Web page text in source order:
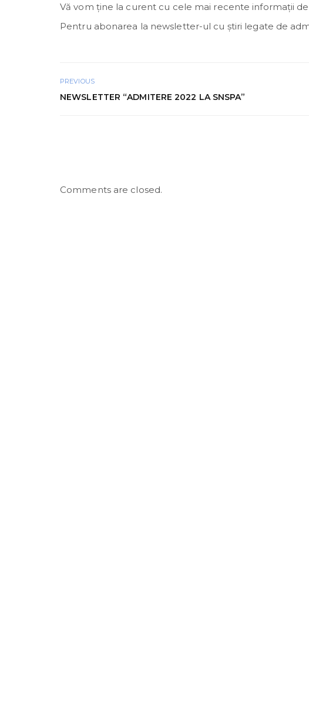
Vă vom ține la curent cu cele mai recente informații
Pentru abonarea la newsletter-ul cu ştiri legate de
PREVIOUS
NEWSLETTER “ADMITERE 2022 LA SNSPA”
Comments are closed.